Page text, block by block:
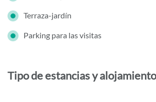
Terraza-jardín
Parking para las visitas
Tipo de estancias y